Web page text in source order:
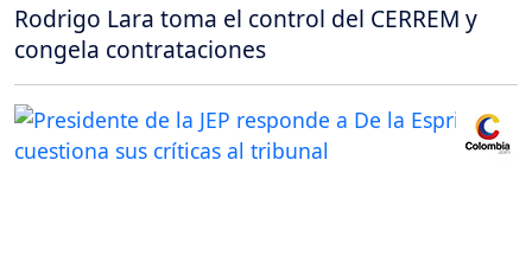
Rodrigo Lara toma el control del CERREM y
congela contrataciones